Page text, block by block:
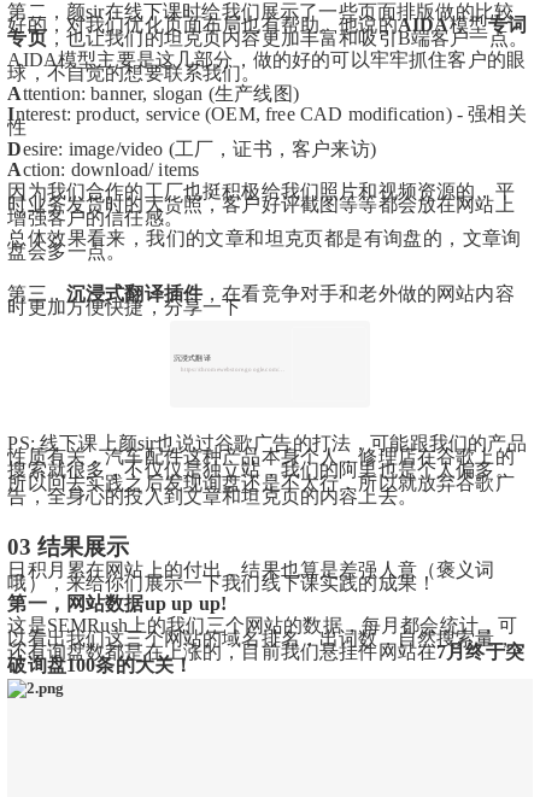
第二，颜sir在线下课时给我们展示了一些页面排版做的比较
好的，对我们优化页面布局也有帮助。他说的AIDA模型专词
专页，也让我们的坦克页内容更加丰富和吸引B端客户一点。
AIDA模型主要是这几部分，做的好的可以牢牢抓住客户的眼
球，不自觉的想要联系我们。
Attention: banner, slogan (生产线图)
Interest: product, service (OEM, free CAD modification) - 强相关
性
Desire: image/video (工厂，证书，客户来访)
Action: download/ items
因为我们合作的工厂也挺积极给我们照片和视频资源的，平
时业务发货时的大货照，客户好评截图等等都会放在网站上
增强客户的信任感。
总体效果看来，我们的文章和坦克页都是有询盘的，文章询
盘会多一点。
第三， 沉浸式翻译插件，在看竞争对手和老外做的网站内容
时更加方便快捷，分享一下
沉浸式翻译
PS: 线下课上颜sir也说过谷歌广告的打法，可能跟我们的产品
性质有关，汽车配件这种产品本身个人，修理店在谷歌上的
搜索就很多，不仅仅是独立站，我们的阿里也是个人偏多。
所以回去实践之后发现询盘还是不太行，所以就放弃谷歌广
告，全身心的投入到文章和坦克页的内容上去。
03 结果展示
日积月累在网站上的付出，结果也算是差强人意（褒义词
哦），来给你们展示一下我们线下课实践的成果！
第一，网站数据up up up!
这是SEMRush上的我们三个网站的数据，每月都会统计，可
以看出我们这三个网站的域名排名，出词数，自然搜索量，
还有询盘数都是在上涨的，目前我们悬挂件网站在7月终于突
破询盘100条的大关！